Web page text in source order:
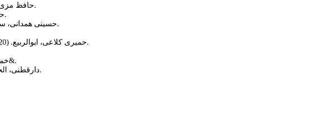
حافظ مزی،(ج34). بیروت: مؤسسه الرساله.
(ج3 و 4). بیروت: دارالکتب العلمیة.
حسینى همدانى،(ج3، محقق: محمدباقر بهبودى‏). تهران: کتاب‌فروشى لطفى.
حمیرى کلاعى، ابوالربیع. (1420ق).(ج1 و 2). بیروت: دار الکتب العلمیة.
. تهران: مؤسسه تنظیم و نشر آثار امام خمینی&.
دارقطنی،. المدینه: مجلة الجامعة الإسلامیة بالمدینة المنورة.